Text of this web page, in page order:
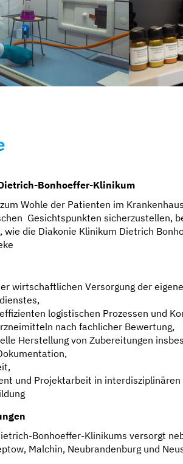
Bonhoeffer-Klinikum
Wohle der Patienten im
Gesichtspunkten sicherzustellen,
wie die Diakonie Klinikum Dietrich
wirtschaftlichen Versorgung der
logistischen Prozessen und
nach fachlicher Bewertung,
Herstellung von Zubereitungen
und Projektarbeit in interdisziplinären
Bonhoeffer-Klinikums versorgt
Malchin, Neubrandenburg und